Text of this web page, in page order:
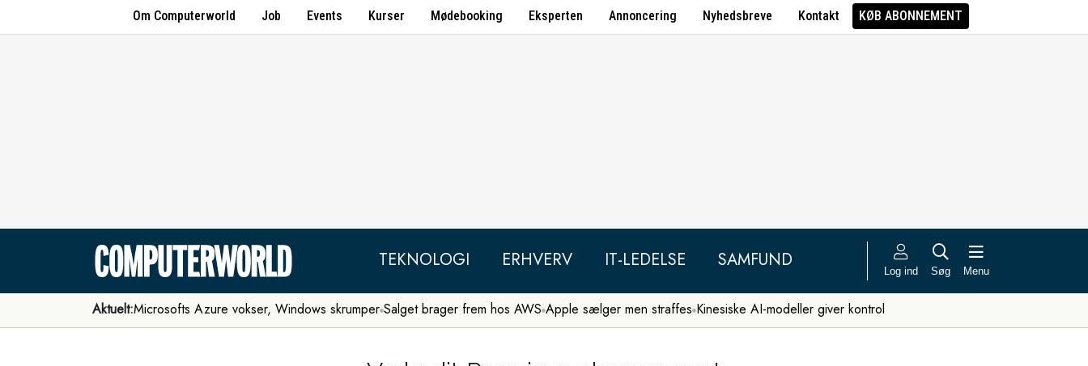
Om Computerworld Job Events Kurser Mødebooking Eksperten Annoncering Nyhedsbreve Kontakt KØB ABONNEMENT
TEKNOLOGI ERHVERV IT-LEDELSE SAMFUND Log ind Søg Menu
Aktuelt:Microsofts Azure vokser, Windows skrumper Salget brager frem hos AWS Apple sælger men straffes Kinesiske AI-modeller giver kontrol